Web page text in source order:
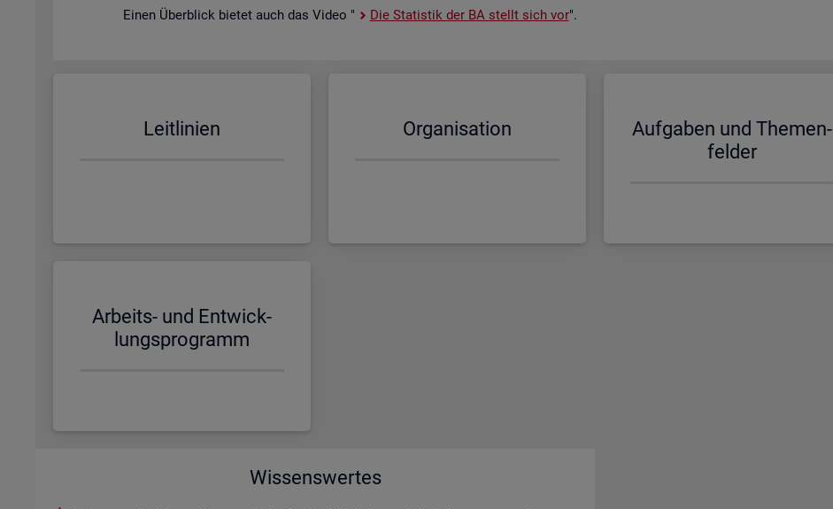
Einen Über­blick bie­tet auch das Video " Die Sta­tis­tik der BA stellt sich vor".
Leit­li­ni­en Or­ga­ni­sa­ti­on
Auf­ga­ben und The­men­
fel­der
Ar­beits- und Ent­wick­
lungs­pro­gramm
Wissenswertes